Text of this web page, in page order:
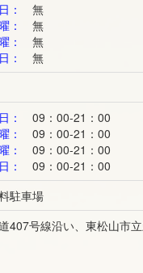
：
無
：
無
：
無
：
無
：
09：00-21：00
：
09：00-21：00
：
09：00-21：00
：
09：00-21：00
駐車場
407号線沿い、東松山市